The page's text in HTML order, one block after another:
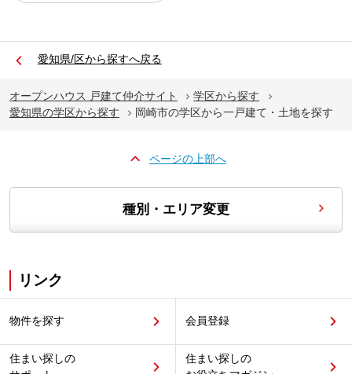
愛知県/区から探すへ戻る
オープンハウス 戸建て仲介サイト
学区から探す
愛知県の学区から探す
岡崎市の学区から一戸建て・土地を探す
ページの上部へ
種別・エリア変更
リンク
物件を探す 会員登録
住まい探しの
住まい探しの